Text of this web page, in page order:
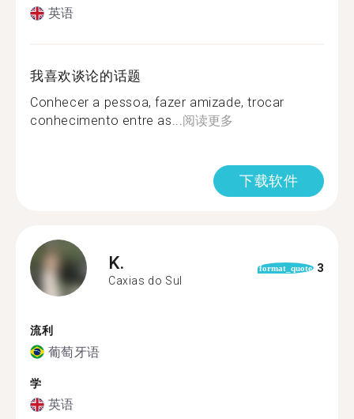
英语
我喜欢谈论的话题
Conhecer a pessoa, fazer amizade, trocar
conhecimento entre as...阅读更多
下载软件
K.
Caxias do Sul
format_quote 3
流利
葡萄牙语
学
英语